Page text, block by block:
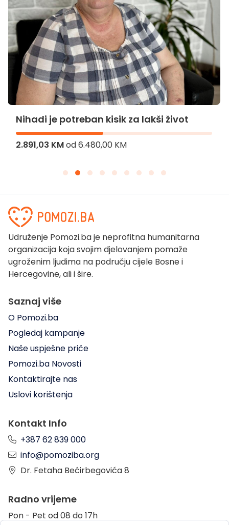
Nihadi je potreban kisik za lakši život
2.891,03 KMod6.480,00 KM
Udruženje Pomozi.ba je neprofitna humanitarna
organizacija koja svojim djelovanjem pomaže
ugroženim ljudima na području cijele Bosne i
Hercegovine, ali i šire.
Saznaj više
O Pomozi.ba
Pogledaj kampanje
Naše uspješne priče
Pomozi.ba Novosti
Kontaktirajte nas
Uslovi korištenja
Kontakt Info
+387 62 839 000
info@pomoziba.org
Dr. Fetaha Bećirbegovića 8
Radno vrijeme
Pon - Pet od 08 do 17h